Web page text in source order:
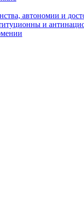
автономии и
и